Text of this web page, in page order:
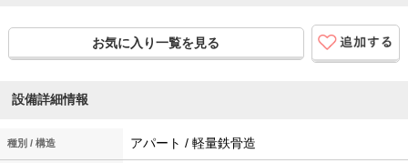
お気に入り一覧を見る
設備詳細情報
種別 / 構造 アパート / 軽量鉄骨造